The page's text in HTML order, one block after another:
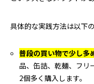
具体的な実践方法は以下の
普段の買い物で少し多
品、缶詰、乾麺、フリ
2個多く購入します。